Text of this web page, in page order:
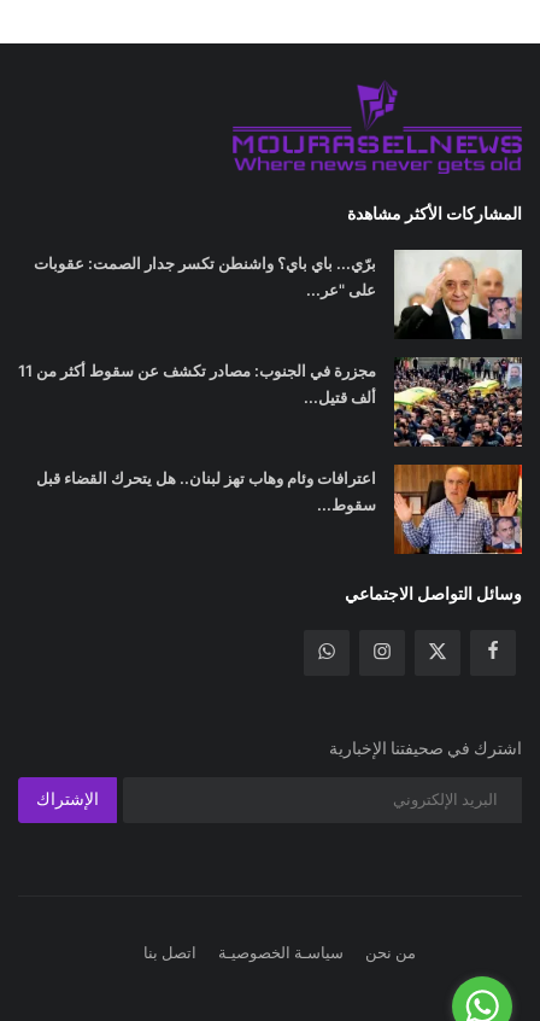
المشاركات الأكثر مشاهدة
برّي... باي باي؟ واشنطن تكسر جدار الصمت: عقوبات
على "عر...
مجزرة في الجنوب: مصادر تكشف عن سقوط أكثر من 11
ألف قتيل...
اعترافات وئام وهاب تهز لبنان.. هل يتحرك القضاء قبل
سقوط...
وسائل التواصل الاجتماعي
اشترك في صحيفتنا الإخبارية
الإشتراك
من نحن سياسـة الخصوصيـة اتصل بنا